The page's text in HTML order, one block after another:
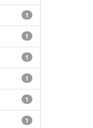
1
1
1
1
1
1